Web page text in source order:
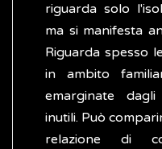
riguarda solo
ma si manifesta
Riguarda spesso
in ambito
emarginate
inutili. Può
relazione di